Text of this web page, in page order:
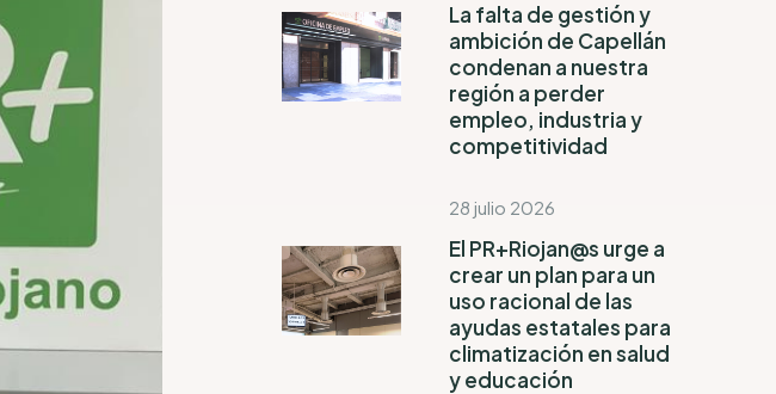
La falta de gestión y
ambición de Capellán
condenan a nuestra
región a perder
empleo, industria y
competitividad
28 julio 2026
El PR+Riojan@s urge a
crear un plan para un
uso racional de las
ayudas estatales para
climatización en salud
y educación